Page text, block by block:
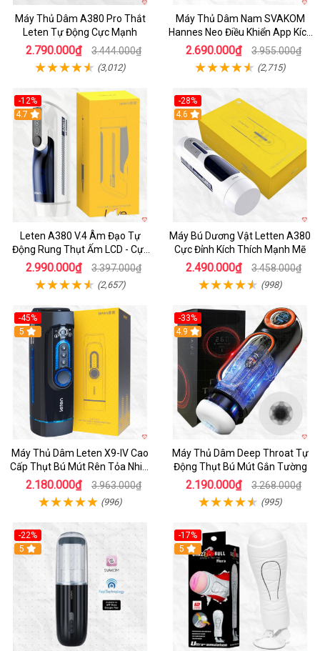
Máy Thủ Dâm A380 Pro Thắt
Leten Tự Động Cực Mạnh
2.790.000₫ 3.444.000₫
(3,012)
Máy Thủ Dâm Nam SVAKOM
Hannes Neo Điều Khiển App Kích
Thích
2.690.000₫ 3.955.000₫
(2,715)
-12%
Hot
4.7
Leten A380 V.4 Âm Đạo Tự
Động Rung Thụt Ấm LCD - Cực
Phê
2.990.000₫ 3.397.000₫
(2,657)
-28%
Hot
4.6
Máy Bú Dương Vật Letten A380
Cực Đỉnh Kích Thích Mạnh Mẽ
2.490.000₫ 3.458.000₫
(998)
-45%
Hot
5
Máy Thủ Dâm Leten X9-IV Cao
Cấp Thụt Bú Mút Rên Tỏa Nhiệt
Sạc Pin
2.180.000₫ 3.963.000₫
(996)
-33%
Hot
4.9
Máy Thủ Dâm Deep Throat Tự
Động Thụt Bú Mút Gắn Tường
2.190.000₫ 3.268.000₫
(995)
-22%
5
-17%
5